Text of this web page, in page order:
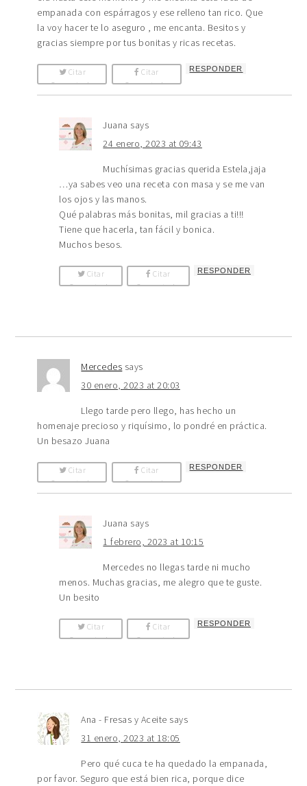
empanada con espárragos y ese relleno tan rico. Que
la voy hacer te lo aseguro , me encanta. Besitos y
gracias siempre por tus bonitas y ricas recetas.
Citar
Comentario
Citar
Comentario
RESPONDER
Juana says
24 enero, 2023 at 09:43
Muchísimas gracias querida Estela,jaja
…ya sabes veo una receta con masa y se me van
los ojos y las manos.
Qué palabras más bonitas, mil gracias a ti!!!
Tiene que hacerla, tan fácil y bonica.
Muchos besos.
Citar
Comentario
Citar
Comentario
RESPONDER
Mercedes says
30 enero, 2023 at 20:03
Llego tarde pero llego, has hecho un
homenaje precioso y riquísimo, lo pondré en práctica.
Un besazo Juana
Citar
Comentario
Citar
Comentario
RESPONDER
Juana says
1 febrero, 2023 at 10:15
Mercedes no llegas tarde ni mucho
menos. Muchas gracias, me alegro que te guste.
Un besito
Citar
Comentario
Citar
Comentario
RESPONDER
Ana - Fresas y Aceite says
31 enero, 2023 at 18:05
Pero qué cuca te ha quedado la empanada,
por favor. Seguro que está bien rica, porque dice